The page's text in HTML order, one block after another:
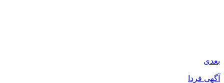
بعدی
آگهی فردا